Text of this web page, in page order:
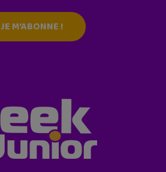
JE M'ABONNE !